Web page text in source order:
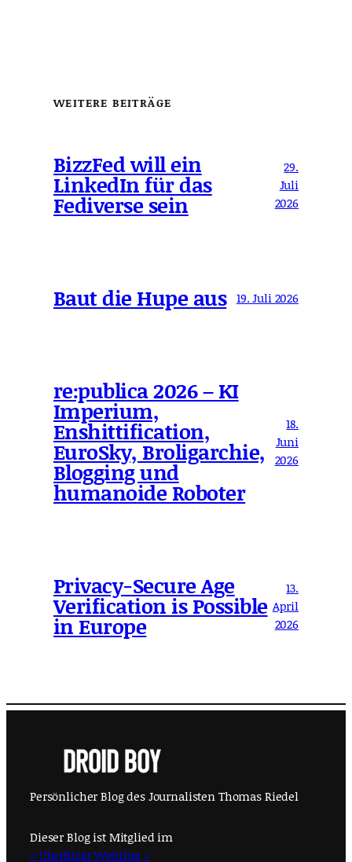
WEITERE BEITRÄGE
BizzFed will ein
LinkedIn für das
Fediverse sein
29.
Juli
2026
Baut die Hupe aus 19. Juli 2026
re:publica 2026 – KI
Imperium,
Enshittification,
EuroSky, Broligarchie,
Blogging und
humanoide Roboter
18.
Juni
2026
Privacy-Secure Age
Verification is Possible
in Europe
13.
April
2026
Persönlicher Blog des Journalisten Thomas Riedel
Dieser Blog ist Mitglied im
< UberBlogr Webring >